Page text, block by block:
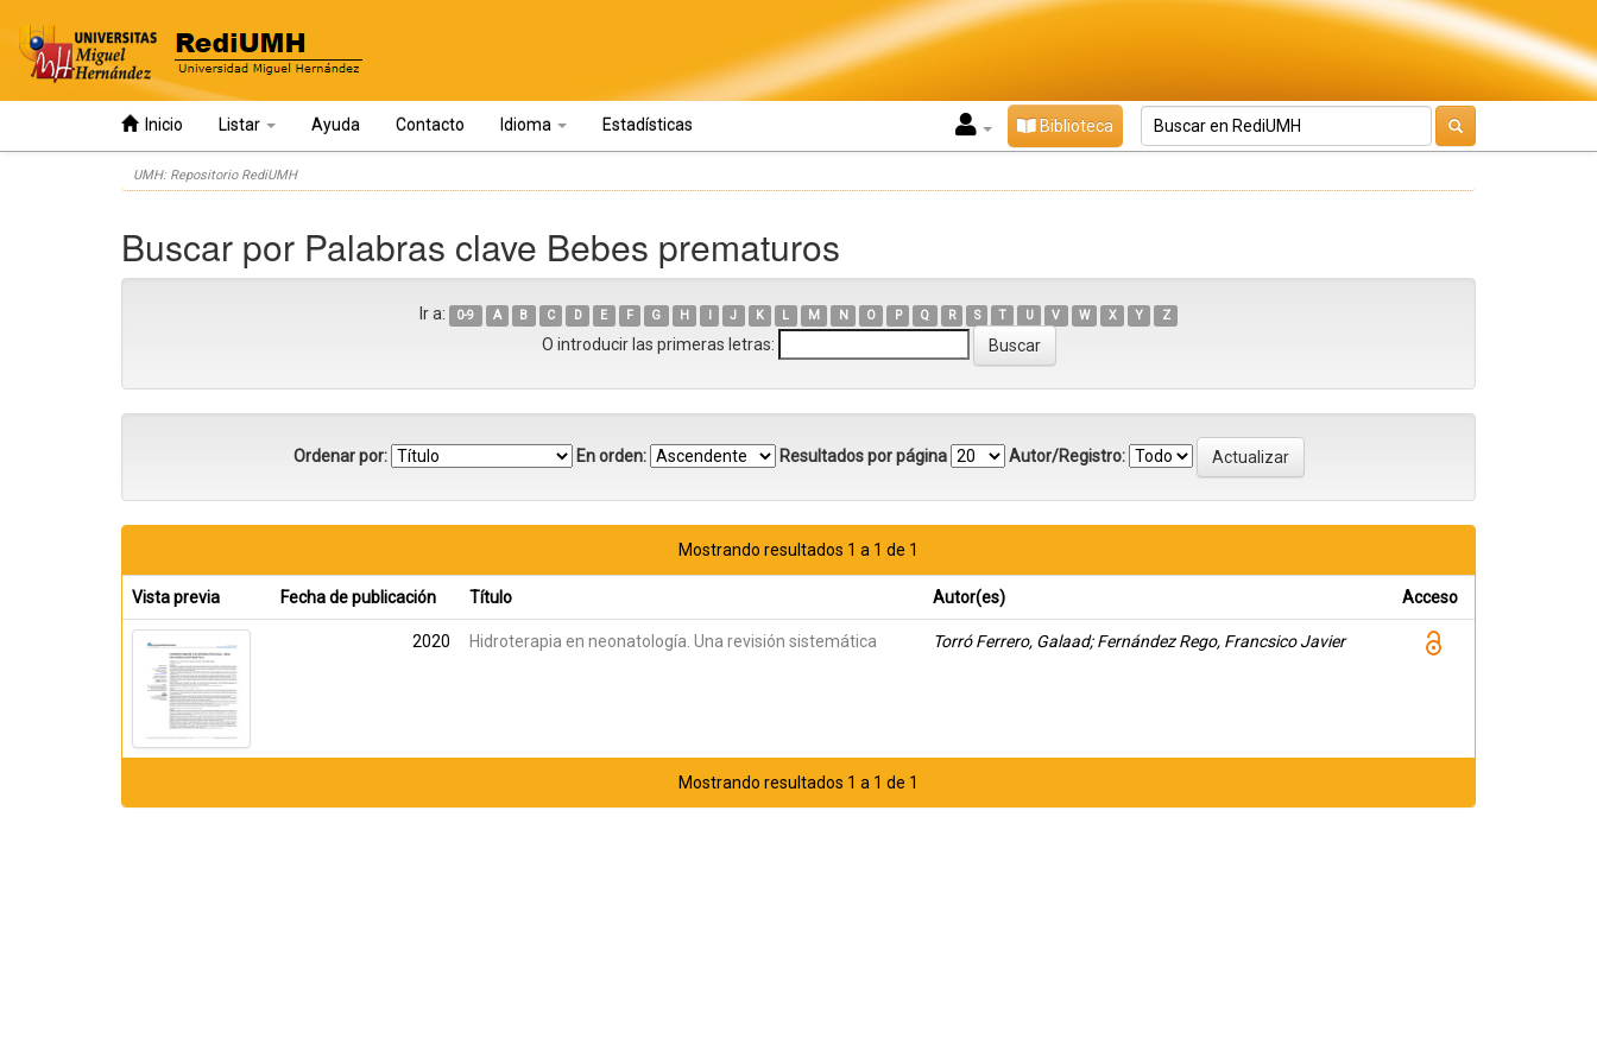
Inicio Listar Ayuda Contacto Idioma Estadísticas Biblioteca
UMH: Repositorio RediUMH
Buscar por Palabras clave Bebes prematuros
Ir a: 0-9 A B C D E F G H I J K L M N O P Q R S T U V W X Y Z
O introducir las primeras letras:
Ordenar por: En orden: Resultados por página Autor/Registro:
Mostrando resultados 1 a 1 de 1
Vista previa Fecha de publicación Título Autor(es) Acceso
2020 Hidroterapia en neonatología. Una revisión sistemática Torró Ferrero, Galaad; Fernández Rego, Francsico Javier
Mostrando resultados 1 a 1 de 1